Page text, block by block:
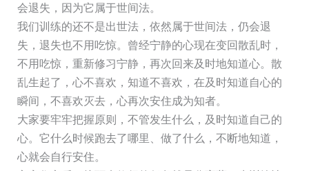
会退失，因为它属于世间法。
我们训练的还不是出世法，依然属于世间法，仍会退
失，退失也不用吃惊。曾经宁静的心现在变回散乱时，
不用吃惊，重新修习宁静，再次回来及时地知道心。散
乱生起了，心不喜欢，知道不喜欢，在及时知道自心的
瞬间，不喜欢灭去，心再次安住成为知者。
大家要牢牢把握原则，不管发生什么，及时知道自己的
心。它什么时候跑去了哪里、做了什么，不断地知道，
心就会自行安住。